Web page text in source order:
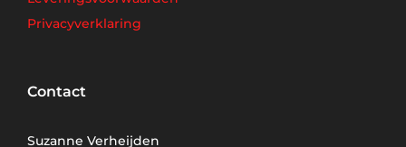
Privacyverklaring
Contact
Suzanne Verheijden